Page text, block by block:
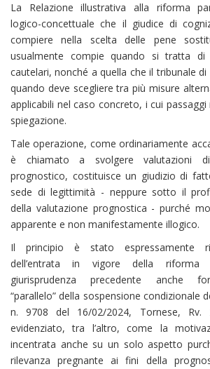
La Relazione illustrativa alla riforma
logico-concettuale che il giudice di
compiere nella scelta delle pene
usualmente compie quando si tratta di
cautelari, nonché a quella che il tribunale
quando deve scegliere tra più misure
applicabili nel caso concreto, i cui
spiegazione.
Tale operazione, come ordinariamente
è chiamato a svolgere valutazioni
prognostico, costituisce un giudizio di
sede di legittimità - neppure sotto il
della valutazione prognostica - purché
apparente e non manifestamente illogico.
Il principio è stato espressamente
dell’entrata in vigore della
giurisprudenza precedente anche
“parallelo” della sospensione condizionale
n. 9708 del 16/02/2024, Tornese, Rv.
evidenziato, tra l’altro, come la
incentrata anche su un solo aspetto
rilevanza pregnante ai fini della